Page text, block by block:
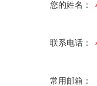
您的姓名：
联系电话：
常用邮箱：